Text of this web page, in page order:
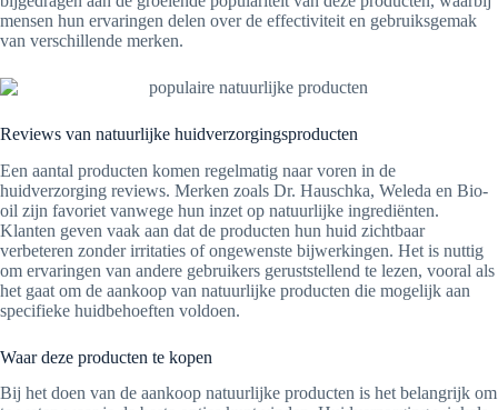
mensen hun ervaringen delen over de effectiviteit en gebruiksgemak
van verschillende merken.
Reviews van natuurlijke huidverzorgingsproducten
Een aantal producten komen regelmatig naar voren in de
huidverzorging reviews. Merken zoals Dr. Hauschka, Weleda en Bio-
oil zijn favoriet vanwege hun inzet op natuurlijke ingrediënten.
Klanten geven vaak aan dat de producten hun huid zichtbaar
verbeteren zonder irritaties of ongewenste bijwerkingen. Het is nuttig
om ervaringen van andere gebruikers geruststellend te lezen, vooral als
het gaat om de aankoop van natuurlijke producten die mogelijk aan
specifieke huidbehoeften voldoen.
Waar deze producten te kopen
Bij het doen van de aankoop natuurlijke producten is het belangrijk om